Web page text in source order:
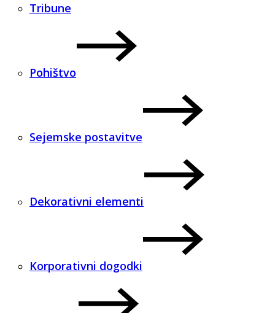
Tribune
Pohištvo
Sejemske postavitve
Dekorativni elementi
Korporativni dogodki